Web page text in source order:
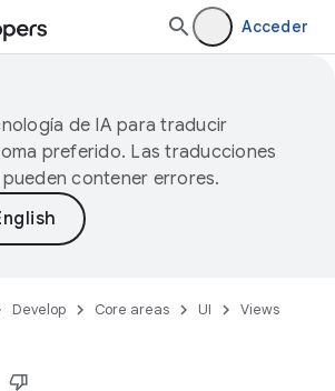
Acceder
de IA para traducir
preferido. Las traducciones
contener errores.
Develop Core areas UI
Views